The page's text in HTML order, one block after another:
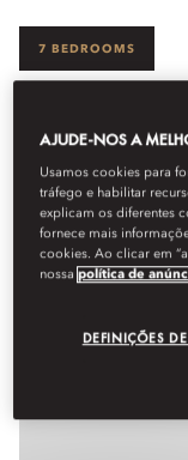
7 BEDROOMS
AJUDE-NOS A
Usamos cookies para
tráfego e habilitar
explicam os diferentes
fornece mais
cookies. Ao clicar em
nossapolítica de
DEFINIÇÕES